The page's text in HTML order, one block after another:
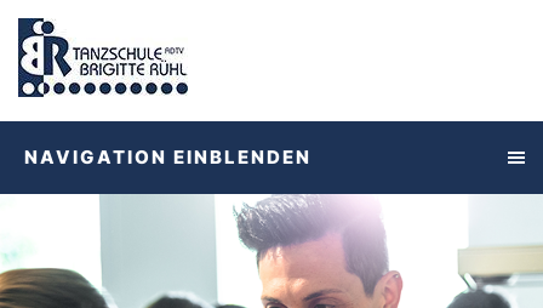
NAVIGATION EINBLENDEN